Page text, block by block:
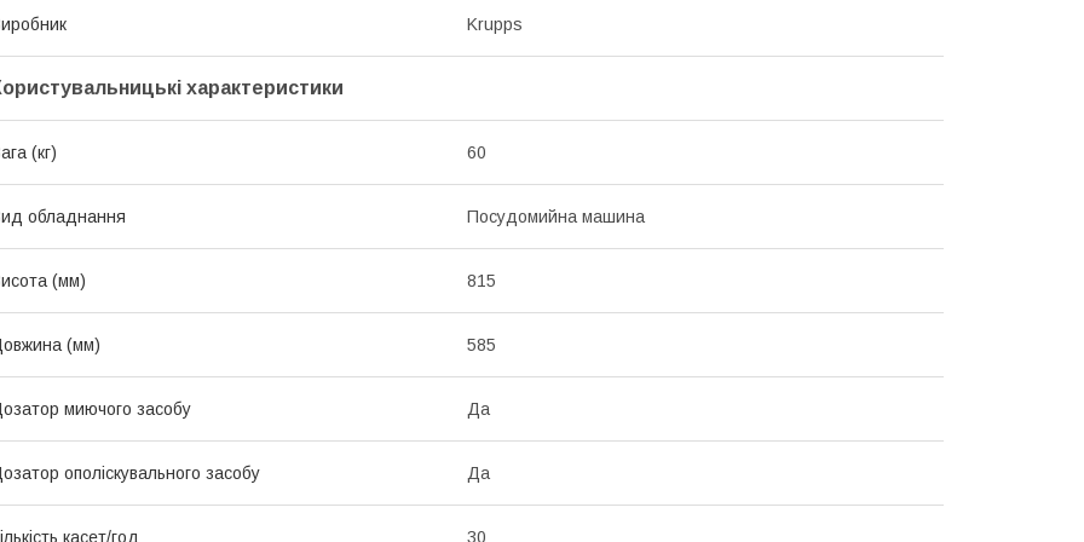
Krupps
характеристики
(кг) 60
обладнання Посудомийна машина
(мм) 815
(мм) 585
миючого засобу Да
ополіскувального засобу Да
касет/год 30